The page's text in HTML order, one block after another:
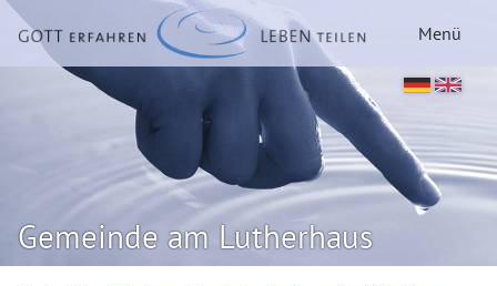
Menü
Gemeinde am Lutherhaus